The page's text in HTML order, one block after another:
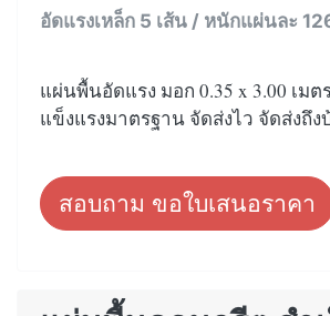
อัดแรงเหล็ก 5 เส้น / หนักแผ่นละ
แผ่นพื้นอัดแรง มอก 0.35 x 3.00 เมต
แข็งแรงมาตรฐาน จัดส่งไว จัดส่งถึง
สอบถาม ขอใบเสนอราคา